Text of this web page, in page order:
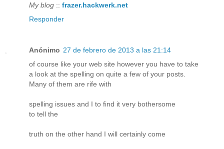
My blog :: frazer.hackwerk.net
Responder
Anónimo 27 de febrero de 2013 a las 21:14
of course like your web site however you have to take
a look at the spelling on quite a few of your posts.
Many of them are rife with
spelling issues and I to find it very bothersome
to tell the
truth on the other hand I will certainly come